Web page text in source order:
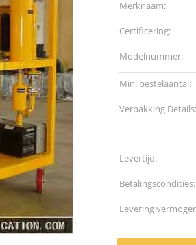
Merknaam:
Certificering:
Modelnummer:
Min. bestelaantal:
Verpakking Details:
Levertijd:
Betalingscondities:
Levering